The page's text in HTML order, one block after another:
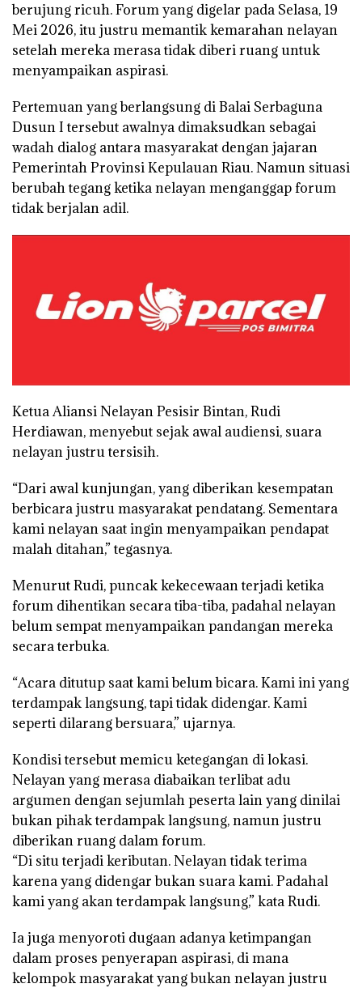
berujung ricuh. Forum yang digelar pada Selasa, 19
Mei 2026, itu justru memantik kemarahan nelayan
setelah mereka merasa tidak diberi ruang untuk
menyampaikan aspirasi.
Pertemuan yang berlangsung di Balai Serbaguna
Dusun I tersebut awalnya dimaksudkan sebagai
wadah dialog antara masyarakat dengan jajaran
Pemerintah Provinsi Kepulauan Riau. Namun situasi
berubah tegang ketika nelayan menganggap forum
tidak berjalan adil.
Ketua Aliansi Nelayan Pesisir Bintan, Rudi
Herdiawan, menyebut sejak awal audiensi, suara
nelayan justru tersisih.
“Dari awal kunjungan, yang diberikan kesempatan
berbicara justru masyarakat pendatang. Sementara
kami nelayan saat ingin menyampaikan pendapat
malah ditahan,” tegasnya.
Menurut Rudi, puncak kekecewaan terjadi ketika
forum dihentikan secara tiba-tiba, padahal nelayan
belum sempat menyampaikan pandangan mereka
secara terbuka.
“Acara ditutup saat kami belum bicara. Kami ini yang
terdampak langsung, tapi tidak didengar. Kami
seperti dilarang bersuara,” ujarnya.
Kondisi tersebut memicu ketegangan di lokasi.
Nelayan yang merasa diabaikan terlibat adu
argumen dengan sejumlah peserta lain yang dinilai
bukan pihak terdampak langsung, namun justru
diberikan ruang dalam forum.
“Di situ terjadi keributan. Nelayan tidak terima
karena yang didengar bukan suara kami. Padahal
kami yang akan terdampak langsung,” kata Rudi.
Ia juga menyoroti dugaan adanya ketimpangan
dalam proses penyerapan aspirasi, di mana
kelompok masyarakat yang bukan nelayan justru